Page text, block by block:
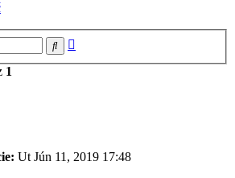
Hľadať
1
Ut Jún 11, 2019 17:48